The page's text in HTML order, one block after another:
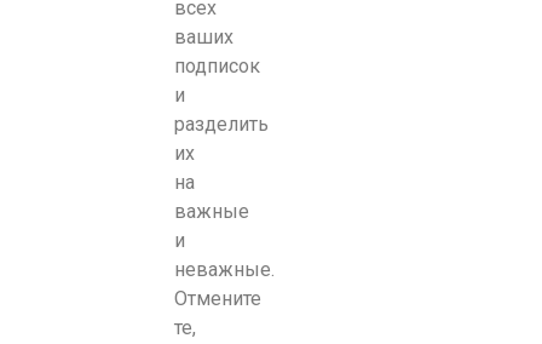
всех
ваших
подписок
и
разделить
их
на
важные
и
неважные.
Отмените
те,